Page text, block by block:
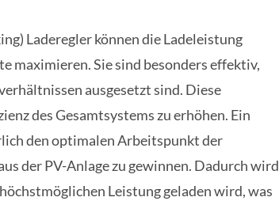
Laderegler können die Ladeleistung
maximieren. Sie sind besonders effektiv,
ausgesetzt sind. Diese
des Gesamtsystems zu erhöhen. Ein
den optimalen Arbeitspunkt der
der PV-Anlage zu gewinnen. Dadurch wird
Leistung geladen wird, was